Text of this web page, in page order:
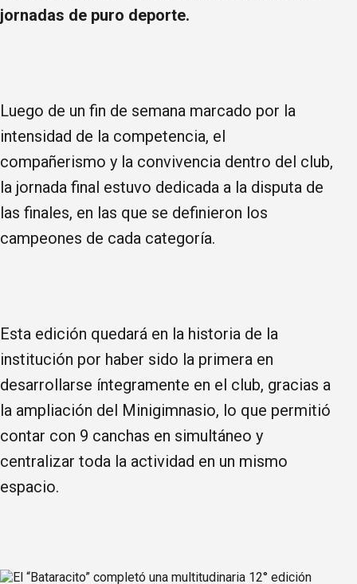
jornadas de puro deporte.
Luego de un fin de semana marcado por la
intensidad de la competencia, el
compañerismo y la convivencia dentro del club,
la jornada final estuvo dedicada a la disputa de
las finales, en las que se definieron los
campeones de cada categoría.
Esta edición quedará en la historia de la
institución por haber sido la primera en
desarrollarse íntegramente en el club, gracias a
la ampliación del Minigimnasio, lo que permitió
contar con 9 canchas en simultáneo y
centralizar toda la actividad en un mismo
espacio.